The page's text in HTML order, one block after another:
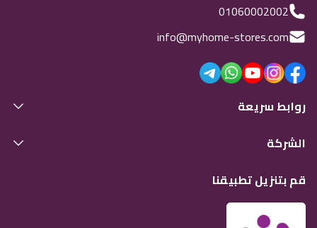
01060002002
info@myhome-stores.com
روابط سريعة
الشركة
قم بتنزيل تطبيقنا